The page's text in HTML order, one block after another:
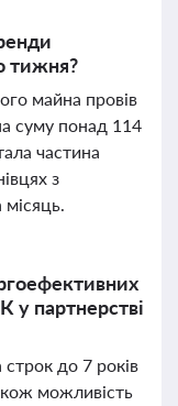
тижня?
майна провів
суму понад 114
частина
з
у партнерстві
до 7 років
можливість